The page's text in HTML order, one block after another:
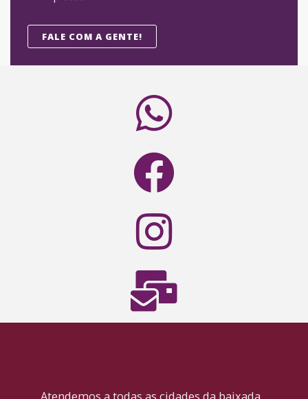
FALE COM A GENTE!